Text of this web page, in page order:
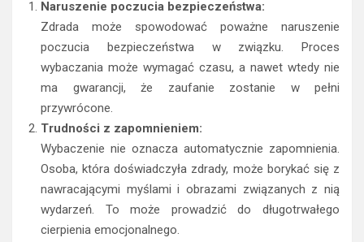
Naruszenie poczucia bezpieczeństwa:
Zdrada może spowodować poważne naruszenie
poczucia bezpieczeństwa w związku. Proces
wybaczania może wymagać czasu, a nawet wtedy nie
ma gwarancji, że zaufanie zostanie w pełni
przywrócone.
Trudności z zapomnieniem:
Wybaczenie nie oznacza automatycznie zapomnienia.
Osoba, która doświadczyła zdrady, może borykać się z
nawracającymi myślami i obrazami związanych z nią
wydarzeń. To może prowadzić do długotrwałego
cierpienia emocjonalnego.